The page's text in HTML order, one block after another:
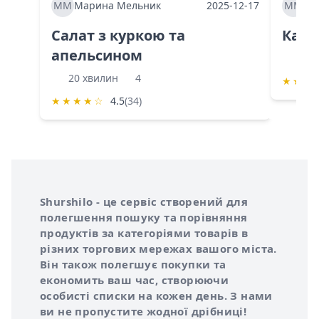
ММ Марина Мельник 2025-12-17
Салат з куркою та
апельсином
20 хвилин
4
★ ★ ★ ★ ☆ 4.5(34)
ММ
★ ★
Про сервіс Shurshilo
Shurshilo - це сервіс створений для
полегшення пошуку та порівняння
продуктів за категоріями товарів в
різних торгових мережах вашого міста.
Він також полегшує покупки та
економить ваш час, створюючи
особисті списки на кожен день. З нами
ви не пропустите жодної дрібниці!